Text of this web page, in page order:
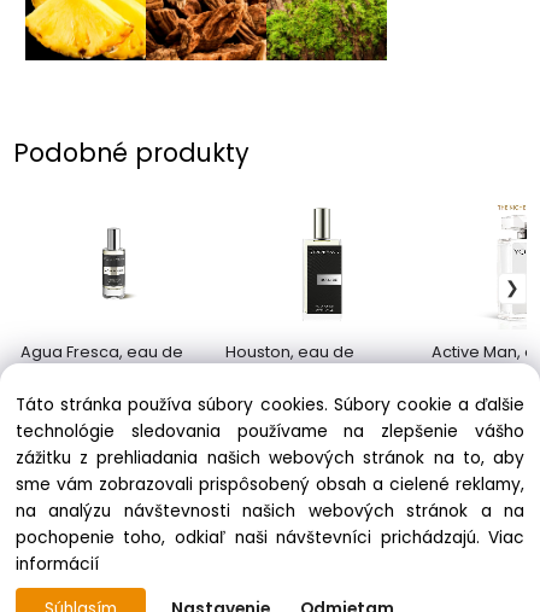
Podobné produkty
Agua Fresca, eau de
11.90 €
Houston, eau de
18.50 €
Active Man,
parfum, pre
31.90 €
Táto stránka používa súbory cookies. Súbory cookie a ďalšie
technológie sledovania používame na zlepšenie vášho
zážitku z prehliadania našich webových stránok na to, aby
sme vám zobrazovali prispôsobený obsah a cielené reklamy,
na analýzu návštevnosti našich webových stránok a na
pochopenie toho, odkiaľ naši návštevníci prichádzajú.Viac
informácií